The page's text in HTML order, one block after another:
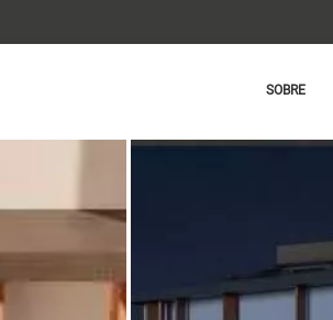
SOBRE